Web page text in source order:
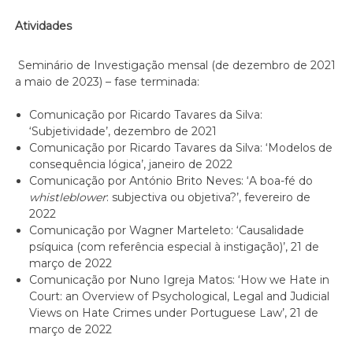
Atividades
Seminário de Investigação mensal (de dezembro de 2021
a maio de 2023) – fase terminada:
Comunicação por Ricardo Tavares da Silva:
‘Subjetividade’, dezembro de 2021
Comunicação por Ricardo Tavares da Silva: ‘Modelos de
consequência lógica’, janeiro de 2022
Comunicação por António Brito Neves: ‘A boa-fé do
whistleblower: subjectiva ou objetiva?’, fevereiro de
2022
Comunicação por Wagner Marteleto: ‘Causalidade
psíquica (com referência especial à instigação)’, 21 de
março de 2022
Comunicação por Nuno Igreja Matos: ‘How we Hate in
Court: an Overview of Psychological, Legal and Judicial
Views on Hate Crimes under Portuguese Law’, 21 de
março de 2022